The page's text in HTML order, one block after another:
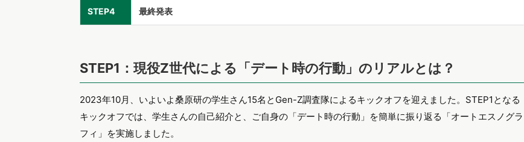
STEP4 最終発表
STEP1：現役Z世代による「デート時の行動」のリアルとは？
2023年10月、いよいよ桑原研の学生さん15名とGen-Z調査隊によるキックオフを迎えました。STEP1となる
キックオフでは、学生さんの自己紹介と、ご自身の「デート時の行動」を簡単に振り返る「オートエスノグラ
フィ」を実施しました。